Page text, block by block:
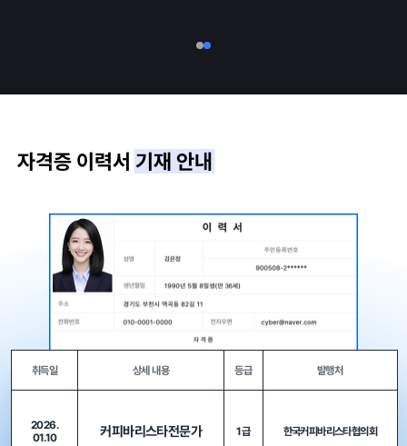
자격증 이력서 기재 안내
취득일
2026.
01.10
상세 내용
커피바리스타전문가
등급
1급
발행처
한국커피바리스타협의회